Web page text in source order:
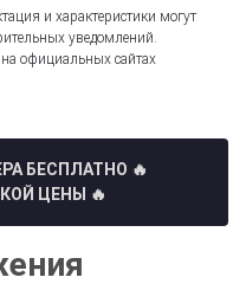
и характеристики могут
уведомлений.
официальных сайтах
БЕСПЛАТНО 🔥
ЦЕНЫ 🔥